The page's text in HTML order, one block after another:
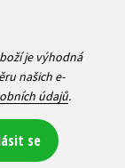
je výhodná
našich e-
údajů.
se